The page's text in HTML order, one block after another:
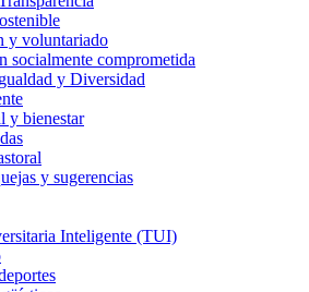
y voluntariado
socialmente comprometida
y Diversidad
y bienestar
y sugerencias
Inteligente (TUI)